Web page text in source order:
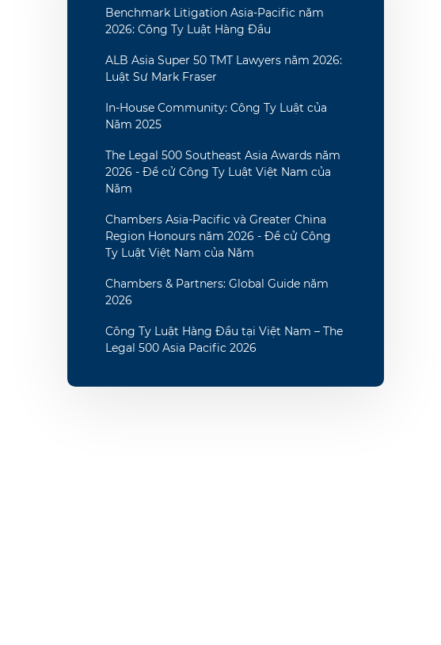
Benchmark Litigation Asia-Pacific năm
2026: Công Ty Luật Hàng Đầu
ALB Asia Super 50 TMT Lawyers năm 2026:
Luật Sư Mark Fraser
In-House Community: Công Ty Luật của
Năm 2025
The Legal 500 Southeast Asia Awards năm
2026 - Đề cử Công Ty Luật Việt Nam của
Năm
Chambers Asia-Pacific và Greater China
Region Honours năm 2026 - Đề cử Công
Ty Luật Việt Nam của Năm
Chambers & Partners: Global Guide năm
2026
Công Ty Luật Hàng Đầu tại Việt Nam – The
Legal 500 Asia Pacific 2026